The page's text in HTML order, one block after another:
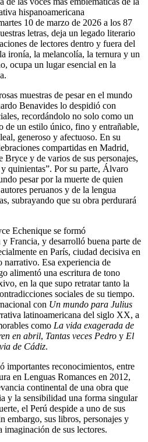
hispanoamericana
10 de marzo de 2026 a los 87
letras, deja un legado literario
de lectores dentro y fuera del
ironía, la melancolía, la ternura y un
ocupa un lugar esencial en la
muestras de pesar en el mundo
Benavides lo despidió con
recordándolo no solo como un
de un estilo único, fino y entrañable,
generoso y afectuoso. En su
compartidas en Madrid,
Bryce y de varios de sus personajes,
quinientas”. Por su parte, Álvaro
pesar por la muerte de quien
peruanos y de la lengua
subrayando que su obra perdurará
Echenique se formó
y Francia, y desarrolló buena parte de
en París, ciudad decisiva en
narrativo. Esa experiencia de
alimentó una escritura de tono
en la que supo retratar tanto la
sociales de su tiempo.
con Un mundo para Julius
latinoamericana del siglo XX, a
como La vida exagerada de
en abril, Tantas veces Pedro y El
de Cádiz.
importantes reconocimientos, entre
en Lenguas Romances en 2012,
continental de una obra que
y la sensibilidad una forma singular
el Perú despide a uno de sus
embargo, sus libros, personajes y
de sus lectores.